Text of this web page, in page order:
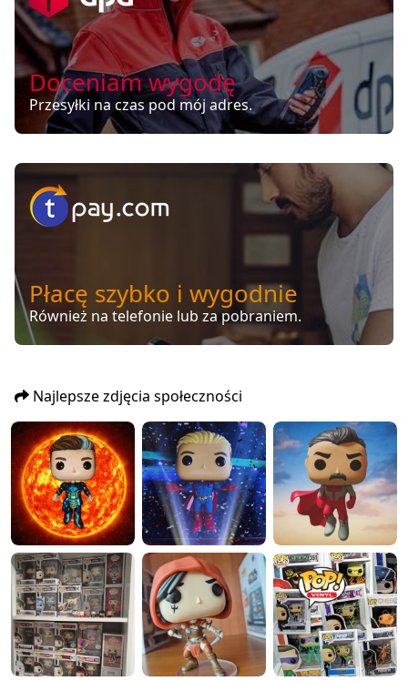
Doceniam wygodę
Przesyłki na czas pod mój adres.
Płacę szybko i wygodnie
Również na telefonie lub za pobraniem.
Najlepsze zdjęcia społeczności